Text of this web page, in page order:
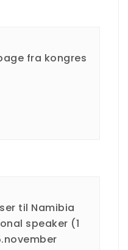
fra kongres
til Namibia
speaker (1